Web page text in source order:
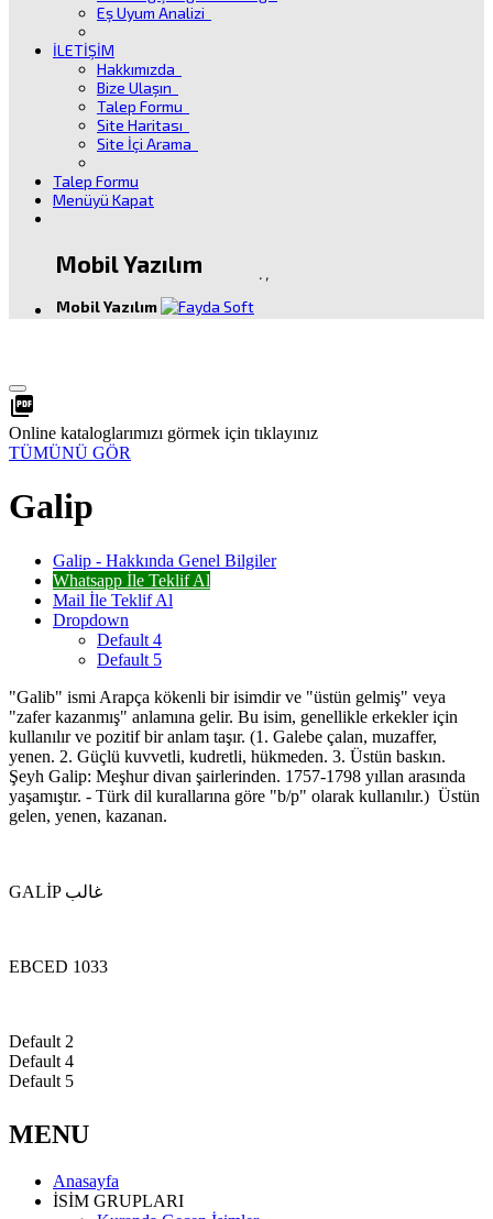
Eş Uyum Analizi
İLETİŞİM
Hakkımızda
Bize Ulaşın
Talep Formu
Site Haritası
Site İçi Arama
Talep Formu
Menüyü Kapat
Mobil Yazılım
Mobil Yazılım
. ,
picture_as_pdf
Online kataloglarımızı görmek için tıklayınız
TÜMÜNÜ GÖR
Galip
Galip - Hakkında Genel Bilgiler
Whatsapp İle Teklif Al
Mail İle Teklif Al
Dropdown
Default 4
Default 5
"Galib" ismi Arapça kökenli bir isimdir ve "üstün gelmiş" veya
"zafer kazanmış" anlamına gelir. Bu isim, genellikle erkekler için
kullanılır ve pozitif bir anlam taşır. (1. Galebe çalan, muzaffer,
yenen. 2. Güçlü kuvvetli, kudretli, hükmeden. 3. Üstün baskın.
Şeyh Galip: Meşhur divan şairlerinden. 1757-1798 yıllan arasında
yaşamıştır. - Türk dil kurallarına göre "b/p" olarak kullanılır.) Üstün
gelen, yenen, kazanan.
GALİP غالب
EBCED 1033
Default 2
Default 4
Default 5
MENU
Anasayfa
İSİM GRUPLARI